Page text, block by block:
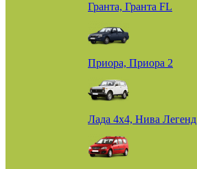
Гранта, Гранта FL
Приора, Приора 2
Лада 4х4, Нива Легенд